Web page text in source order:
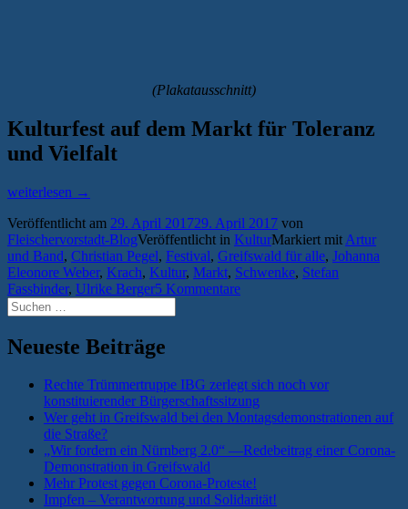
(Plakatausschnitt)
Kulturfest auf dem Markt für Toleranz
und Vielfalt
„Greifswalder
am
1.
Mai
für
Solidarität
und
weiterlesen →
Veröffentlicht am 29. April 201729. April 2017 von
Fleischervorstadt-BlogVeröffentlicht in KulturMarkiert mit Artur
und Band, Christian Pegel, Festival, Greifswald für alle, Johanna
Eleonore Weber, Krach, Kultur, Markt, Schwenke, Stefan
Fassbinder, Ulrike Berger5 Kommentare
Suchen
nach:
Neueste Beiträge
Rechte Trümmertruppe IBG zerlegt sich noch vor
konstituierender Bürgerschaftssitzung
Wer geht in Greifswald bei den Montagsdemonstrationen auf
die Straße?
„Wir fordern ein Nürnberg 2.0“ —Redebeitrag einer Corona-
Demonstration in Greifswald
Mehr Protest gegen Corona-Proteste!
Impfen – Verantwortung und Solidarität!